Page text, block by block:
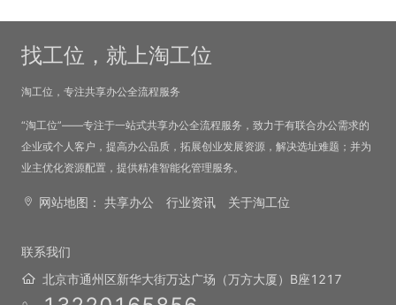
找工位，就上淘工位
淘工位，专注共享办公全流程服务
“淘工位”——专注于一站式共享办公全流程服务，致力于有联合办公需求的
企业或个人客户，提高办公品质，拓展创业发展资源，解决选址难题；并为
业主优化资源配置，提供精准智能化管理服务。
网站地图： 共享办公 行业资讯 关于淘工位
联系我们
北京市通州区新华大街万达广场（万方大厦）B座1217